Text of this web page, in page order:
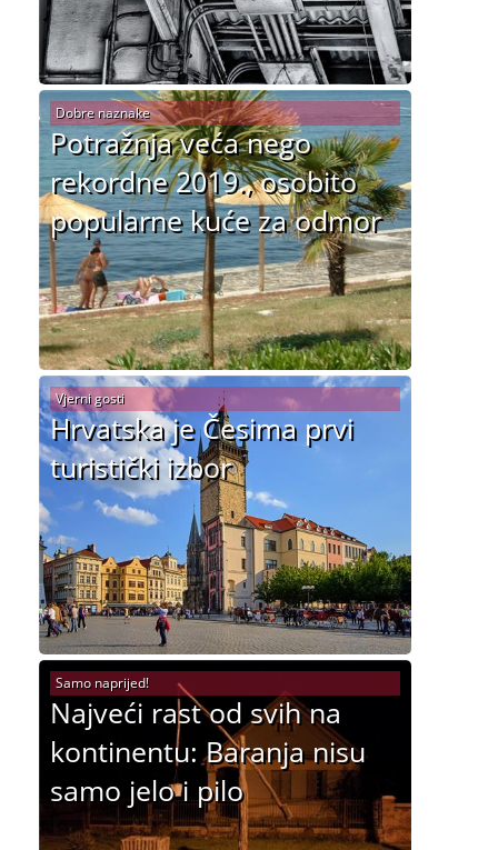
Potražnja veća nego
rekordne 2019., osobito
popularne kuće za odmor
Dobre naznake
Hrvatska je Česima prvi
turistički izbor
Vjerni gosti
Najveći rast od svih na
kontinentu: Baranja nisu
samo jelo i pilo
Samo naprijed!